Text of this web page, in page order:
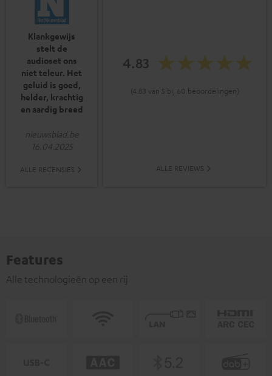
Klankgewijs
stelt de
audioset ons
niet teleur. Het
geluid is goed,
helder, krachtig
en aardig breed
nieuwsblad.be
16.04.2025
ALLE RECENSIES
4.83
(4.83 van 5 bij 60 beoordelingen)
ALLE REVIEWS
Features
Alle technologieën op een rij